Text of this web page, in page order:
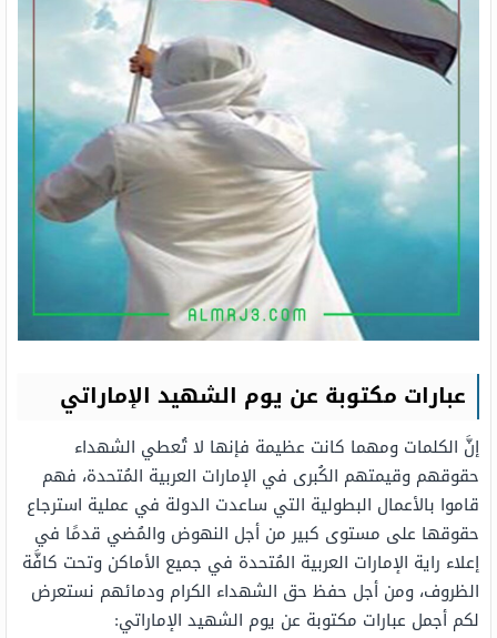
عبارات مكتوبة عن يوم الشهيد الإماراتي
إنَّ الكلمات ومهما كانت عظيمة فإنها لا تُعطي الشهداء
حقوقهم وقيمتهم الكُبرى في الإمارات العربية المُتحدة، فهم
قاموا بالأعمال البطولية التي ساعدت الدولة في عملية استرجاع
حقوقها على مستوى كبير من أجل النهوض والمُضي قدمًا في
إعلاء راية الإمارات العربية المُتحدة في جميع الأماكن وتحت كافَّة
الظروف، ومن أجل حفظ حق الشهداء الكرام ودمائهم نستعرض
لكم أجمل عبارات مكتوبة عن يوم الشهيد الإماراتي: